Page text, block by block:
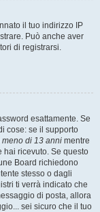
il tuo indirizzo IP
Può anche aver
di registrarsi.
esattamente. Se
cose: se il supporto
meno di 13 anni mentre
hai ricevuto. Se questo
Board richiedono
stesso o dagli
ti verrà indicato che
di posta, allora
sei sicuro che il tuo